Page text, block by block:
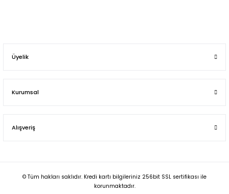
Üyelik
Kurumsal
Alışveriş
© Tüm hakları saklıdır. Kredi kartı bilgileriniz 256bit SSL sertifikası ile
korunmaktadır.